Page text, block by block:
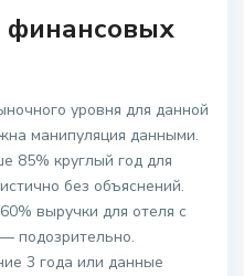
финансовых
уровня для данной
манипуляция данными.
85% круглый год для
без объяснений.
выручки для отеля с
подозрительно.
3 года или данные